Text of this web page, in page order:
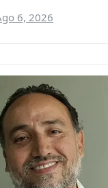
6, 2026